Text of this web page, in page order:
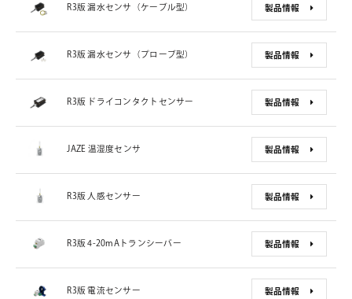
R3版 漏水センサ（ケーブル型） 製品情報
R3版 漏水センサ（プローブ型） 製品情報
R3版 ドライコンタクトセンサー 製品情報
JAZE 温湿度センサ 製品情報
R3版 人感センサー 製品情報
R3版 4-20mAトランシーバー 製品情報
R3版 電流センサー 製品情報